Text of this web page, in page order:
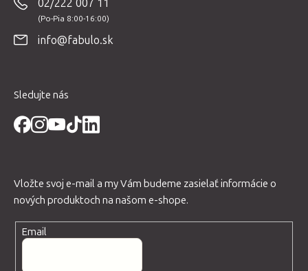
02/222 007 11
info@fabulo.sk
Sledujte nás
Vložte svoj e-mail a my Vám budeme zasielať informácie o
nových produktoch na našom e-shope.
Email